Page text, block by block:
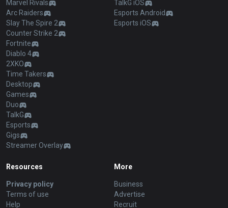
Marvel Rivals
Arc Raiders
Slay The Spire 2
Counter Strike 2
Fortnite
Diablo 4
2XKO
Time Takers
Desktop
Games
Duo
TalkG
Esports
Gigs
Streamer Overlay
TalkG iOS
Esports Android
Esports iOS
Resources
Privacy policy
Terms of use
Help
More
Business
Advertise
Recruit